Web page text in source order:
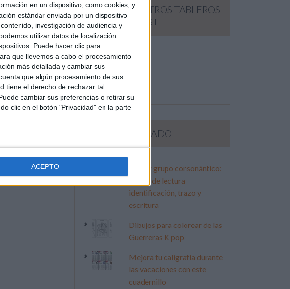
en un dispositivo, como cookies, y
estándar enviada por un dispositivo
investigación de audiencia y
utilizar datos de localización
Puede hacer clic para
que llevemos a cabo el procesamiento
más detallada y cambiar sus
que algún procesamiento de sus
tiene el derecho de rechazar tal
cambiar sus preferencias o retirar su
clic en el botón "Privacidad" en la parte
ACEPTO
SIGUE NUESTROS TABLEROS
EN PINTEREST
LO MÁS VISITADO
Primer grupo consonántico:
Fichas de lectura,
identificación, trazo y
escritura
Dibujos para colorear de las
Guerreras K pop
Mejora tu caligrafía durante
las vacaciones con este
cuadernillo